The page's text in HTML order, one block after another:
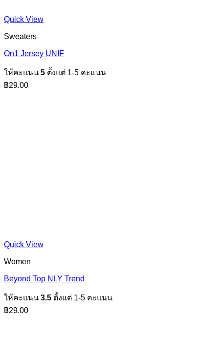
Quick View
Sweaters
On1 Jersey UNIF
ให้คะแนน 5 ตั้งแต่ 1-5 คะแนน
฿29.00
Quick View
Women
Beyond Top NLY Trend
ให้คะแนน 3.5 ตั้งแต่ 1-5 คะแนน
฿29.00